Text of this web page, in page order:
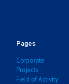
Pages
Corporate
Projects
Field of Activity